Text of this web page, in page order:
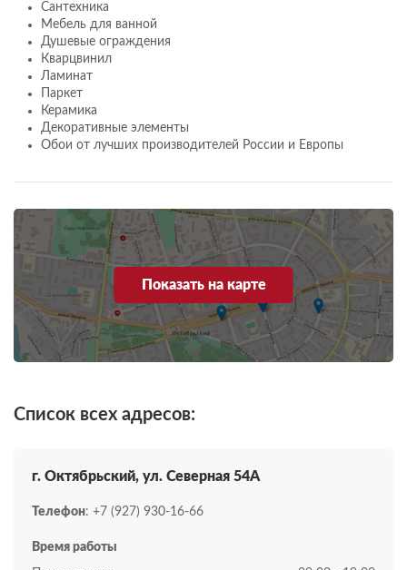
Сантехника
Мебель для ванной
Душевые ограждения
Кварцвинил
Ламинат
Паркет
Керамика
Декоративные элементы
Обои от лучших производителей России и Европы
Показать на карте
Список всех адресов:
г. Октябрьский, ул. Северная 54А
Телефон: +7 (927) 930-16-66
Время работы